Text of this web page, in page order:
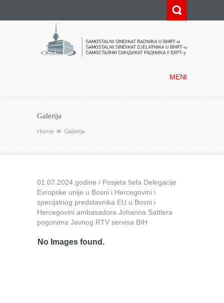
MENI
Galerija
Home Galerija
01.07.2024.godine / Posjeta šefa Delegacije
Evropske unije u Bosni i Hercegovini i
specijalnog predstavnika EU u Bosni i
Hercegovini ambasadora Johanna Sattlera
pogonima Javnog RTV servisa BIH
No Images found.